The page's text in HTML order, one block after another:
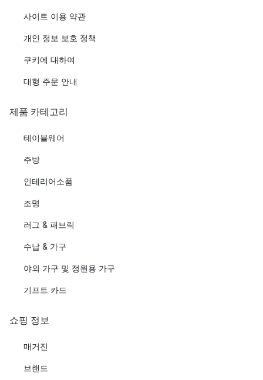
사이트 이용 약관
개인 정보 보호 정책
쿠키에 대하여
대형 주문 안내
제품 카테고리
테이블웨어
주방
인테리어소품
조명
러그 & 패브릭
수납 & 가구
야외 가구 및 정원용 가구
기프트 카드
쇼핑 정보
매거진
브랜드